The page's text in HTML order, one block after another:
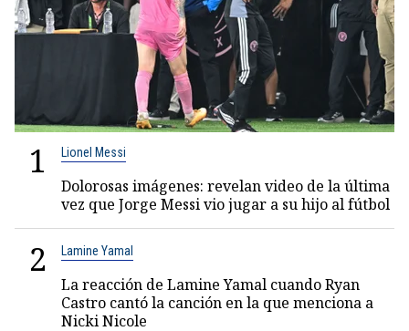
1 Lionel Messi
Dolorosas imágenes: revelan video de la última
vez que Jorge Messi vio jugar a su hijo al fútbol
2 Lamine Yamal
La reacción de Lamine Yamal cuando Ryan
Castro cantó la canción en la que menciona a
Nicki Nicole